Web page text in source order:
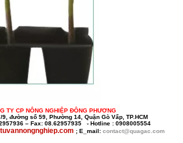
TY CP NÔNG NGHIỆP ĐÔNG PHƯƠNG
đường số 59, Phường 14, Quận Gò Vấp, TP.HCM
– Fax: 08.62957935 - Hotline : 0908005554
; E_mail: contact@quagac.com